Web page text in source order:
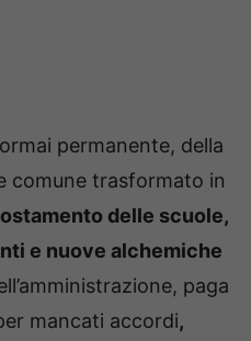
permanente, della
comune trasformato in
delle scuole,
e nuove alchemiche
paga
mancati accordi,